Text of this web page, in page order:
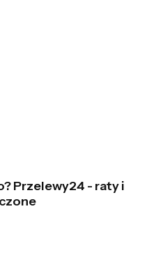
Przelewy24 - raty i